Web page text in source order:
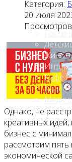
Бизнес
Кафе /
Категория:
20 июля
Однако, не
креативных
бизнес с
рассмотрим пять
экономической